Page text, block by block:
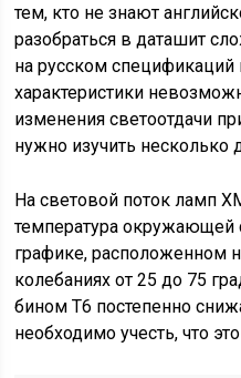
тем, кто не знают
разобраться в даташит
на русском спецификаций
характеристики
изменения светоотдачи
нужно изучить несколько
На световой поток ламп
температура окружающей
графике, расположенном
колебаниях от 25 до 75
бином Т6 постепенно
необходимо учесть, что